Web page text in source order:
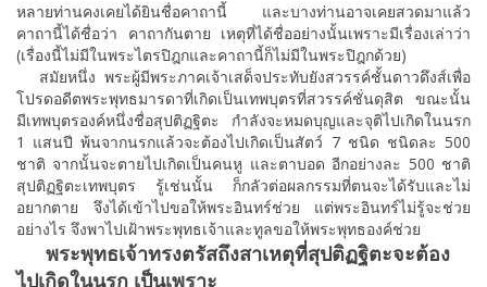
หลายท่านคงเคยได้ยินชื่อคาถานี้ และบางท่านอาจเคยสวดมาแล้ว
คาถานี้ได้ชื่อว่า คาถากันตาย เหตุที่ได้ชื่ออย่างนั้นเพราะมีเรื่องเล่าว่า
(เรื่องนี้ไม่มีในพระไตรปิฎกและคาถานี้ก็ไม่มีในพระปิฎกด้วย)
สมัยหนึ่ง พระผู้มีพระภาคเจ้าเสด็จประทับยังสวรรค์ชั้นดาวดึงส์เพื่อ
โปรดอดีตพระพุทธมารดาที่เกิดเป็นเทพบุตรที่สวรรค์ชั่นดุสิต ขณะนั้น
มีเทพบุตรองค์หนึ่งชื่อสุปติฏฐิตะ กำลังจะหมดบุญและจุติไปเกิดในนรก
1 แสนปี พ้นจากนรกแล้วจะต้องไปเกิดเป็นสัตว์ 7 ชนิด ชนิดละ 500
ชาติ จากนั้นจะตายไปเกิดเป็นคนหู และตาบอด อีกอย่างละ 500 ชาติ
สุปติฏฐิตะเทพบุตร รู้เช่นนั้น ก็กลัวต่อผลกรรมที่ตนจะได้รับและไม่
อยากตาย จึงได้เข้าไปขอให้พระอินทร์ช่วย แต่พระอินทร์ไม่รู้จะช่วย
อย่างไร จึงพาไปเฝ้าพระพุทธเจ้าและทูลขอให้พระพุทธองค์ช่วย
พระพุทธเจ้าทรงตรัสถึงสาเหตุที่สุปติฏฐิตะจะต้อง
ไปเกิดในนรก เป็นเพราะ